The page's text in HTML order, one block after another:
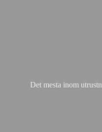
Det mesta inom